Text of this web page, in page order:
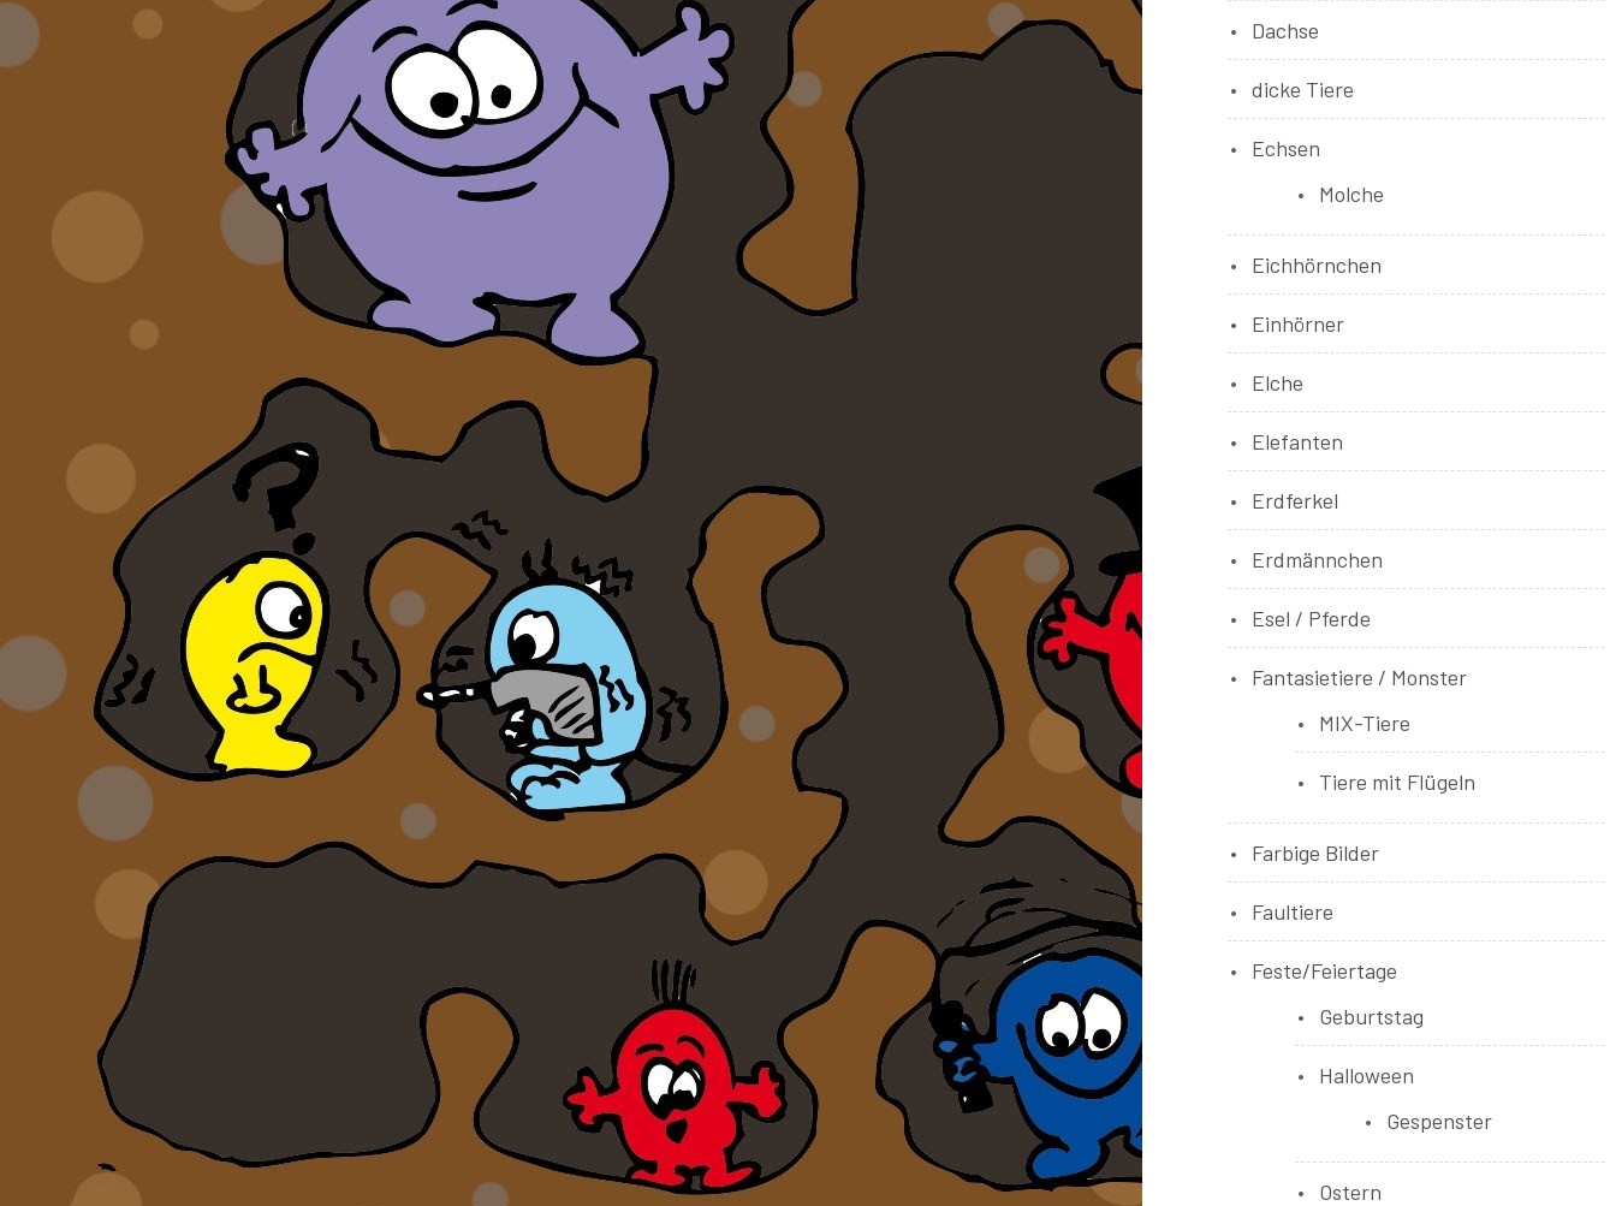
Dachse
dicke Tiere
Echsen
Molche
Eichhörnchen
Einhörner
Elche
Elefanten
Erdferkel
Erdmännchen
Esel / Pferde
Fantasietiere / Monster
MIX-Tiere
Tiere mit Flügeln
Farbige Bilder
Faultiere
Feste/Feiertage
Geburtstag
Halloween
Gespenster
Ostern